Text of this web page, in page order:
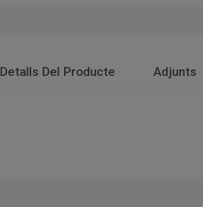
Detalls Del Producte Adjunts